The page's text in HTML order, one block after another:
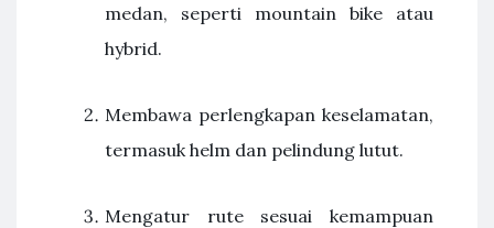
medan, seperti mountain bike atau
hybrid.
Membawa perlengkapan keselamatan,
termasuk helm dan pelindung lutut.
Mengatur rute sesuai kemampuan